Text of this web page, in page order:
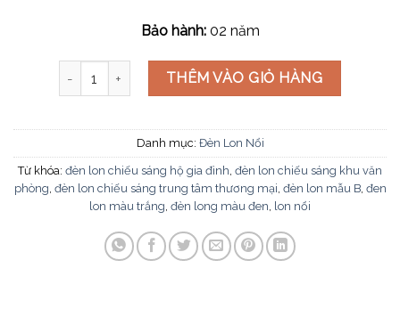
Bảo hành:02 năm
Đèn lon nổi LED SMD-12W LN-53 số lượng
THÊM VÀO GIỎ HÀNG
Danh mục: Đèn Lon Nổi
Từ khóa: đèn lon chiếu sáng hộ gia đình đèn lon chiếu sáng khu văn
phòng đèn lon chiếu sáng trung tâm thương mại đèn lon mẫu B, đen
lon màu trắng đèn long màu đen lon nổi